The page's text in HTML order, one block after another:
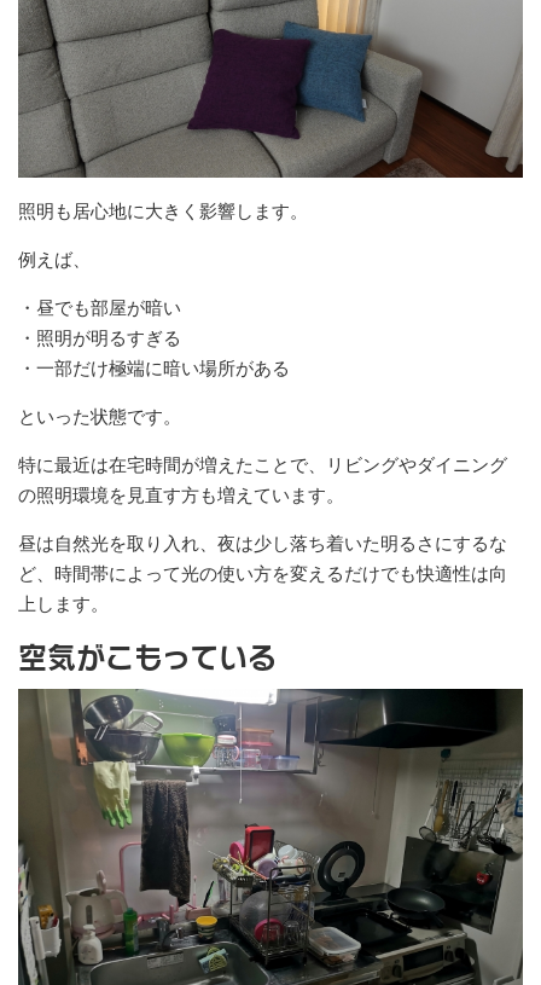
照明も居心地に大きく影響します。
例えば、
・昼でも部屋が暗い
・照明が明るすぎる
・一部だけ極端に暗い場所がある
といった状態です。
特に最近は在宅時間が増えたことで、リビングやダイニング
の照明環境を見直す方も増えています。
昼は自然光を取り入れ、夜は少し落ち着いた明るさにするな
ど、時間帯によって光の使い方を変えるだけでも快適性は向
上します。
空気がこもっている